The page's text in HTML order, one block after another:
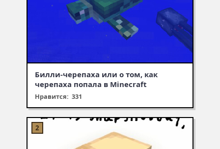
Билли-черепаха или о том, как
черепаха попала в Minecraft
Нравится: 331